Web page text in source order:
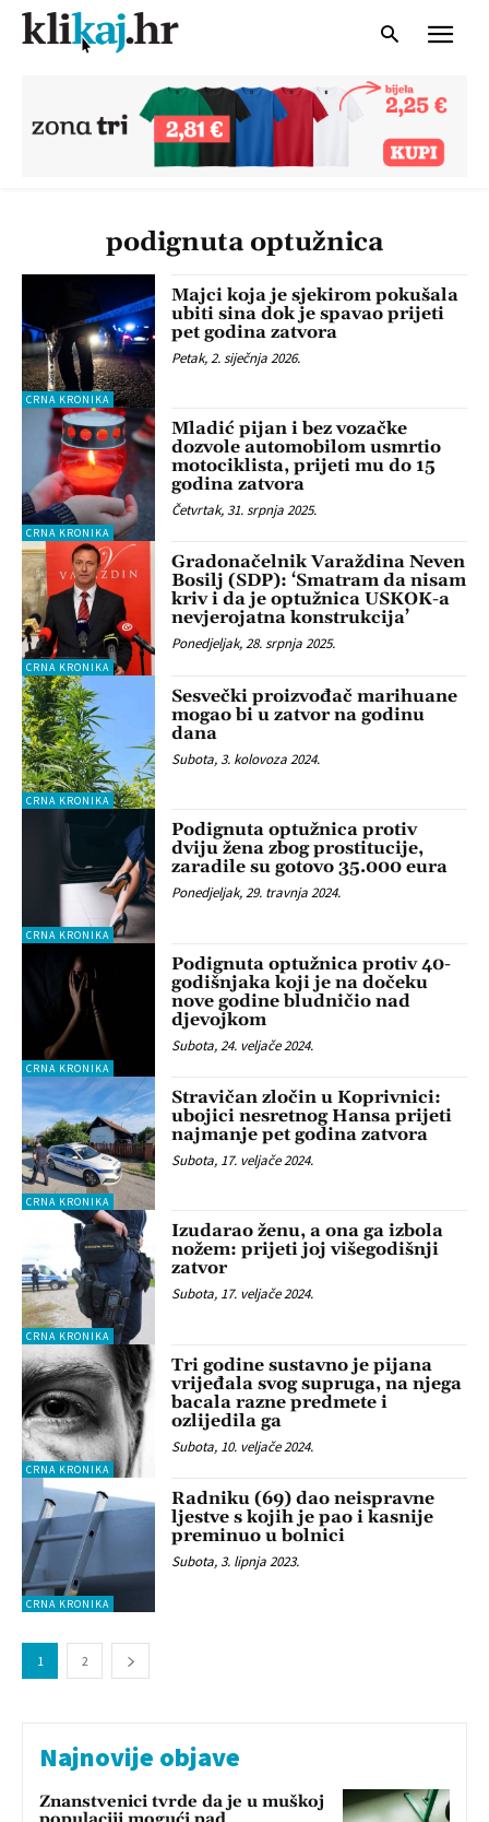
podignuta optužnica
CRNA KRONIKA
Majci koja je sjekirom pokušala
ubiti sina dok je spavao prijeti
pet godina zatvora
Petak, 2. siječnja 2026.
CRNA KRONIKA
Mladić pijan i bez vozačke
dozvole automobilom usmrtio
motociklista, prijeti mu do 15
godina zatvora
Četvrtak, 31. srpnja 2025.
CRNA KRONIKA
Gradonačelnik Varaždina Neven
Bosilj (SDP): ‘Smatram da nisam
kriv i da je optužnica USKOK-a
nevjerojatna konstrukcija’
Ponedjeljak, 28. srpnja 2025.
CRNA KRONIKA
Sesvečki proizvođač marihuane
mogao bi u zatvor na godinu
dana
Subota, 3. kolovoza 2024.
CRNA KRONIKA
Podignuta optužnica protiv
dviju žena zbog prostitucije,
zaradile su gotovo 35.000 eura
Ponedjeljak, 29. travnja 2024.
CRNA KRONIKA
Podignuta optužnica protiv 40-
godišnjaka koji je na dočeku
nove godine bludničio nad
djevojkom
Subota, 24. veljače 2024.
CRNA KRONIKA
Stravičan zločin u Koprivnici:
ubojici nesretnog Hansa prijeti
najmanje pet godina zatvora
Subota, 17. veljače 2024.
CRNA KRONIKA
Izudarao ženu, a ona ga izbola
nožem: prijeti joj višegodišnji
zatvor
Subota, 17. veljače 2024.
CRNA KRONIKA
Tri godine sustavno je pijana
vrijeđala svog supruga, na njega
bacala razne predmete i
ozlijedila ga
Subota, 10. veljače 2024.
CRNA KRONIKA
Radniku (69) dao neispravne
ljestve s kojih je pao i kasnije
preminuo u bolnici
Subota, 3. lipnja 2023.
1 2
Najnovije objave
Znanstvenici tvrde da je u muškoj